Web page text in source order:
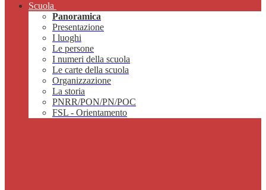
Scuola
Panoramica
Presentazione
I luoghi
Le persone
I numeri della scuola
Le carte della scuola
Organizzazione
La storia
PNRR/PON/PN/POC
FSL - Orientamento